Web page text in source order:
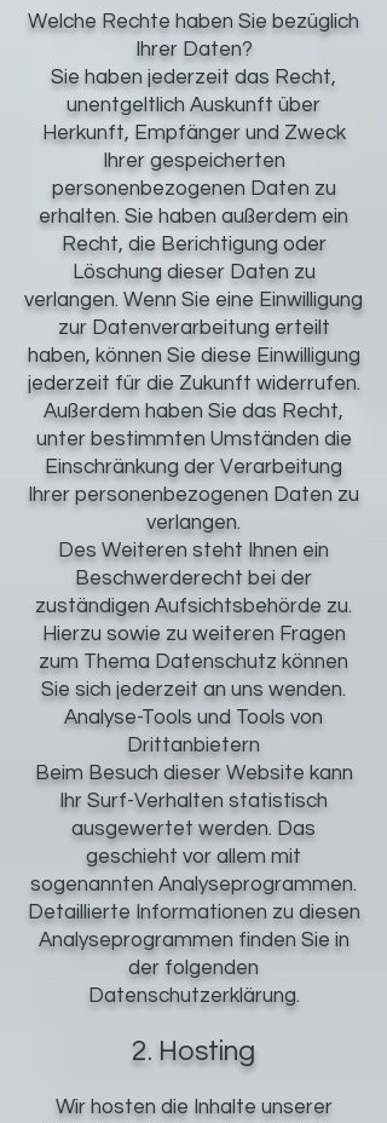
Welche Rechte haben Sie bezüglich
Ihrer Daten?
Sie haben jederzeit das Recht,
unentgeltlich Auskunft über
Herkunft, Empfänger und Zweck
Ihrer gespeicherten
personenbezogenen Daten zu
erhalten. Sie haben außerdem ein
Recht, die Berichtigung oder
Löschung dieser Daten zu
verlangen. Wenn Sie eine Einwilligung
zur Datenverarbeitung erteilt
haben, können Sie diese Einwilligung
jederzeit für die Zukunft widerrufen.
Außerdem haben Sie das Recht,
unter bestimmten Umständen die
Einschränkung der Verarbeitung
Ihrer personenbezogenen Daten zu
verlangen.
Des Weiteren steht Ihnen ein
Beschwerderecht bei der
zuständigen Aufsichtsbehörde zu.
Hierzu sowie zu weiteren Fragen
zum Thema Datenschutz können
Sie sich jederzeit an uns wenden.
Analyse-Tools und Tools von
Drittanbietern
Beim Besuch dieser Website kann
Ihr Surf-Verhalten statistisch
ausgewertet werden. Das
geschieht vor allem mit
sogenannten Analyseprogrammen.
Detaillierte Informationen zu diesen
Analyseprogrammen finden Sie in
der folgenden
Datenschutzerklärung.
2. Hosting
Wir hosten die Inhalte unserer